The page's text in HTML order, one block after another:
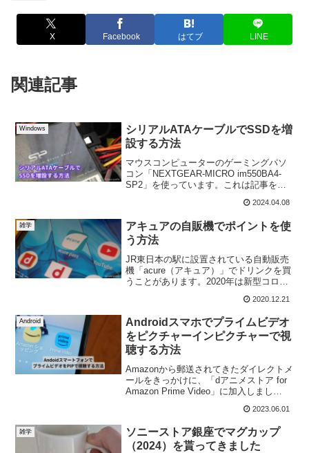
X Facebook はてブ LINE
関連記事
Windows
シリアルATAケーブルでSSDを増
設する方法
マウスコンピューターのゲーミングパソ
コン「NEXTGEAR-MICRO im550BA4-
SP2」を使っています。これは記事を執
2024.04.08
雑学
アキュアの自販機でポイントを使
う方法
JR東日本の駅に設置されている自動販売
機「acure（アキュア）」でドリンクを買
うことがあります。2020年は新型コロナ
2020.12.21
Android
Androidスマホでプライムビデオ
をピクチャーインピクチャーで視
聴する方法
Amazonから郵送されてきたダイレクトメ
ールをきっかけに、「dアニメストア for
Amazon Prime Video」に加入しまし
2023.06.01
雑学
ソニーストア銀座でマグカップ
（2024）を貰ってきました